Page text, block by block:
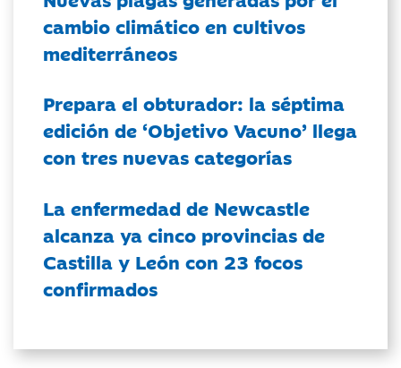
cambio climático en cultivos
mediterráneos
Prepara el obturador: la séptima
edición de ‘Objetivo Vacuno’ llega
con tres nuevas categorías
La enfermedad de Newcastle
alcanza ya cinco provincias de
Castilla y León con 23 focos
confirmados